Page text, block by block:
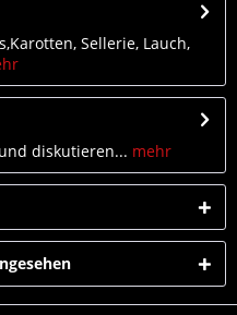
Sellerie, Lauch,
diskutieren... mehr